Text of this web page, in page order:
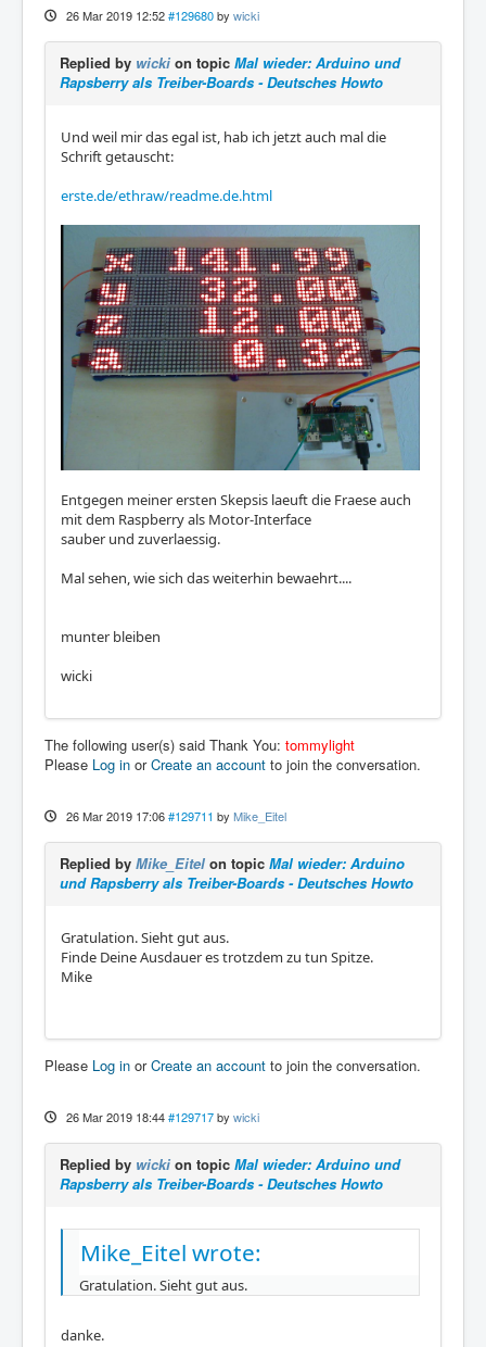
26 Mar 2019 12:52 #129680 by wicki
Replied by wicki on topic Mal wieder: Arduino und
Rapsberry als Treiber-Boards - Deutsches Howto
Und weil mir das egal ist, hab ich jetzt auch mal die
Schrift getauscht:
erste.de/ethraw/readme.de.html
Entgegen meiner ersten Skepsis laeuft die Fraese auch
mit dem Raspberry als Motor-Interface
sauber und zuverlaessig.
Mal sehen, wie sich das weiterhin bewaehrt....
munter bleiben
wicki
The following user(s) said Thank You: tommylight
Please Log in orCreate an account to join the conversation.
26 Mar 2019 17:06 #129711 by Mike_Eitel
Replied by Mike_Eitel on topic Mal wieder: Arduino
und Rapsberry als Treiber-Boards - Deutsches Howto
Gratulation. Sieht gut aus.
Finde Deine Ausdauer es trotzdem zu tun Spitze.
Mike
Please Log in orCreate an account to join the conversation.
26 Mar 2019 18:44 #129717 by wicki
Replied by wicki on topic Mal wieder: Arduino und
Rapsberry als Treiber-Boards - Deutsches Howto
Mike_Eitel wrote:
Gratulation. Sieht gut aus.
danke.